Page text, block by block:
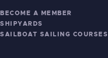
BECOME A MEMBER
SHIPYARDS
SAILBOAT SAILING COURSES